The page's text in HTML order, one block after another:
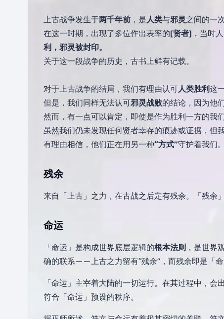
上古战争发生于两千年前 ，是人类与邪灵之间的一
在这一时期，出现了多位作出表率的[贤者] ，当时
利，邪灵被封印。
关于这一段战争的历史，古书上鲜有记载。
对于上古战争的结局，我们有理由认可人类胜利这
但是，我们同样无法认可邪灵战败的结论，因为他
然而，有一点可以肯定，即使是作为胜利一方的我
虽然我们仍未发现任何贤者幸存的痕迹或证据，但
有理由相信，他们正在用另一种“方式”守护着我们。
残余
来自「上古」之力，在古战之后定有残余。「残余
命运
「命运」是构成世界底层逻辑的根本法则 ，是世界
确的联系——上古之力留有“残余”，而残余即是「命
「命运」主宰着大陆的一切运行。在其过程中，会
符合「命运」预设的秩序。